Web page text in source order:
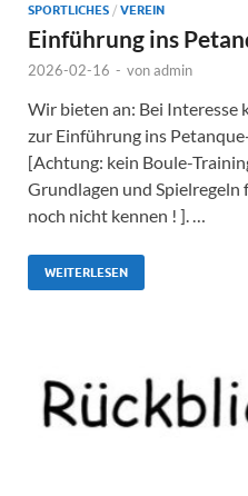
SPORTLICHES / VEREIN
Einführung ins
2026-02-16 - vonadmin
Wir bieten an: Bei Interesse
zur Einführung ins
[Achtung: kein Boule-
Grundlagen und Spielregeln
noch nicht kennen ! ]. …
WEITERLESEN